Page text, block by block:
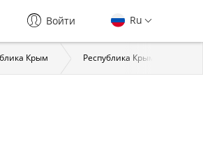
Ru
Войти
Крым Республика Крым: страницы